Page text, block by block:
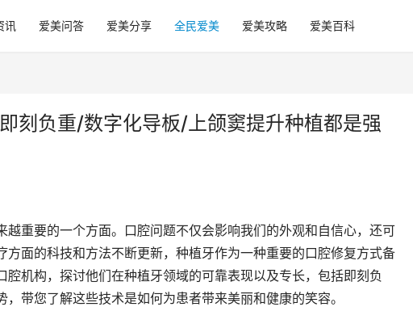
讯 爱美问答 爱美分享 全民爱美 爱美攻略 爱美百科
刻负重/数字化导板/上颌窦提升种植都是强
重要的一个方面。口腔问题不仅会影响我们的外观和自信心，还可
面的科技和方法不断更新，种植牙作为一种重要的口腔修复方式备
机构，探讨他们在种植牙领域的可靠表现以及专长，包括即刻负
带您了解这些技术是如何为患者带来美丽和健康的笑容。